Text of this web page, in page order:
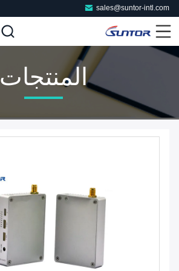
sales@suntor-intl.com
المنتجات